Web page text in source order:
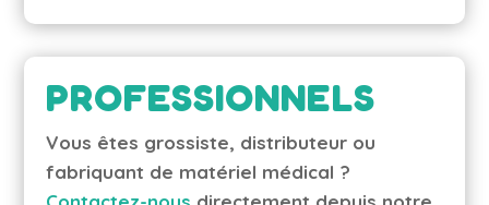
PROFESSIONNELS
Vous êtes grossiste, distributeur ou
fabriquant de matériel médical ?